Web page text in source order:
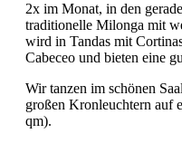
2x im Monat, in den
traditionelle Milonga mit
wird in Tandas mit
Cabeceo und bieten eine
Wir tanzen im schönen
großen Kronleuchtern auf
qm).